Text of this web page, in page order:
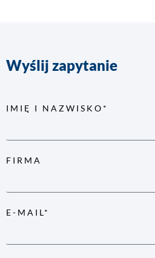
Wyślij zapytanie
IMIĘ I NAZWISKO*
FIRMA
E-MAIL*